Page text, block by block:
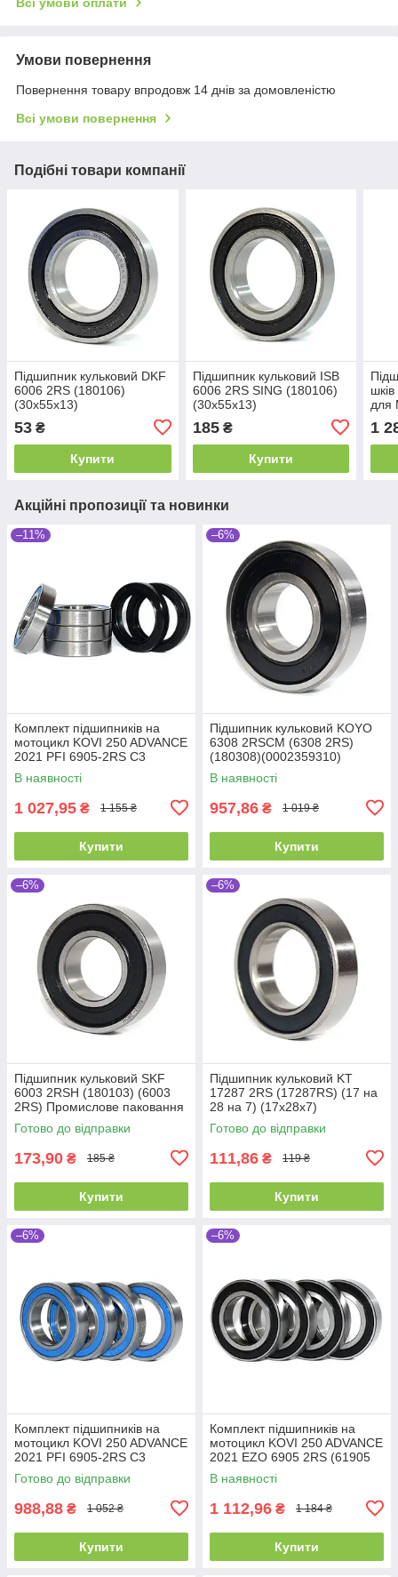
Всі умови оплати
Умови повернення
Повернення товару впродовж 14 днів за домовленістю
Всі умови повернення
Подібні товари компанії
Підшипник кульковий DKF
6006 2RS (180106)
(30x55x13)
53 ₴
Купити
Підшипник кульковий ISB
6006 2RS SING (180106)
(30x55x13)
185₴
Купити
для
1
Акційні пропозиції та новинки
–11%
Комплект підшипників на
мотоцикл KOVI 250 ADVANCE
2021 PFI 6905-2RS C3
(1000905) (61905 2RS C3) (4
шт.) та
В наявності
1 027,95 ₴ 1 155 ₴
Купити
–6%
Підшипник кульковий KOYO
6308 2RSCM (6308 2RS)
(180308)(0002359310)
(0002440310) (40x90x23)
В наявності
957,86 ₴ 1 019 ₴
Купити
–6%
Підшипник кульковий SKF
6003 2RSH (180103) (6003
2RS) Промислове паковання
(17x35x10)
Готово до відправки
173,90 ₴ 185 ₴
Купити
–6%
Підшипник кульковий KT
17287 2RS (17287RS) (17 на
28 на 7) (17x28x7)
Готово до відправки
111,86 ₴ 119 ₴
Купити
–6%
Комплект підшипників на
мотоцикл KOVI 250 ADVANCE
2021 PFI 6905-2RS C3
(1000905) (61905 2RS C3) (4
шт.)
Готово до відправки
988,88 ₴ 1 052 ₴
Купити
–6%
Комплект підшипників на
мотоцикл KOVI 250 ADVANCE
2021 EZO 6905 2RS (61905
2RS) (1000905) (4 шт.)
(25x42x9)
В наявності
1 112,96 ₴ 1 184 ₴
Купити